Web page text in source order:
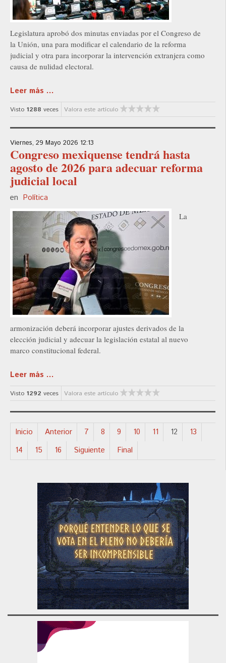
Legislatura aprobó dos minutas enviadas por el Congreso de
la Unión, una para modificar el calendario de la reforma
judicial y otra para incorporar la intervención extranjera como
causa de nulidad electoral.
Leer más ...
Visto 1288 veces Valora este artículo
Viernes, 29 Mayo 2026 12:13
Congreso mexiquense tendrá hasta
agosto de 2026 para adecuar reforma
judicial local
en Política
La
armonización deberá incorporar ajustes derivados de la
elección judicial y adecuar la legislación estatal al nuevo
marco constitucional federal.
Leer más ...
Visto 1292 veces Valora este artículo
Inicio Anterior 7 8 9 10 11 12
13
14
15 16 Siguiente Final